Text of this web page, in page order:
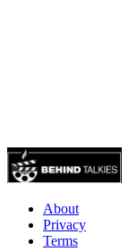
About
Privacy
Terms